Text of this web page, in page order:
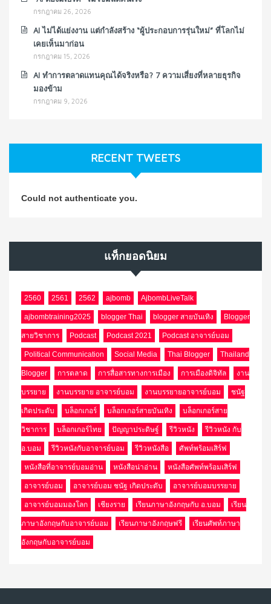
กรกฎาคม 26, 2026
AI ไม่ได้แย่งงาน แต่กำลังสร้าง “ผู้ประกอบการรุ่นใหม่” ที่โลกไม่
เคยเห็นมาก่อน
กรกฎาคม 15, 2026
AI ทำการตลาดแทนคุณได้จริงหรือ? 7 ความเสี่ยงที่หลายธุรกิจ
มองข้าม
กรกฎาคม 9, 2026
RECENT TWEETS
Could not authenticate you.
แท็กยอดนิยม
2560 2561 2562 ajbomb AjbombLiveTalk
ajbombtraining2025 blogger Thai blogger สายบันเทิง Blogger
สายวิชาการ Podcast Podcast 2021 Podcast อาจารย์บอม
Political Communication Social Media Thai Blogger Thailand
Blogger การตลาด การสื่อสารทางการเมือง การเมืองดิจิทัล งาน
บรรยาย งานบรรยาย อาจารย์บอม งานบรรยายอาจารย์บอม ชนัฐ
เกิดประดับ บล็อกเกอร์ บล็อกเกอร์สายบันเทิง บล็อกเกอร์สาย
วิชาการ บล็อกเกอร์ไทย ปัญญาประดิษฐ์ รีวิวหนัง รีวิวหนัง กับ
อ.บอม รีวิวหนังกับอาจารย์บอม รีวิวหนังสือ ศัพท์พร้อมเสิร์ฟ
หนังสือที่อาจารย์บอมอ่าน หนังสือน่าอ่าน หนังสือศัพท์พร้อมเสิร์ฟ
อาจารย์บอม อาจารย์บอม ชนัฐ เกิดประดับ อาจารย์บอมบรรยาย
อาจารย์บอมมองโลก เชียงราย เรียนภาษาอังกฤษกับ อ.บอม เรียน
ภาษาอังกฤษกับอาจารย์บอม เรียนภาษาอังกฤษฟรี เรียนศัพท์ภาษา
อังกฤษกับอาจารย์บอม